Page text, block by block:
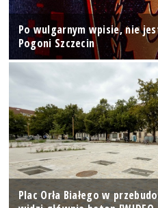
Po wulgarnym wpisie, nie
Pogoni Szczecin
Plac Orła Białego w